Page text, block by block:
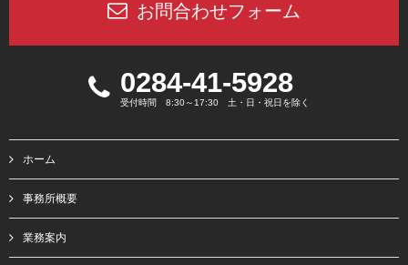
お問合わせフォーム
0284-41-5928
受付時間 8:30～17:30 土・日・祝日を除く
ホーム
事務所概要
業務案内